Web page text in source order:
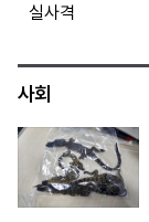
실사격
사회